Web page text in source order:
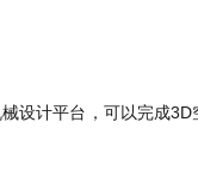
设计平台，可以完成